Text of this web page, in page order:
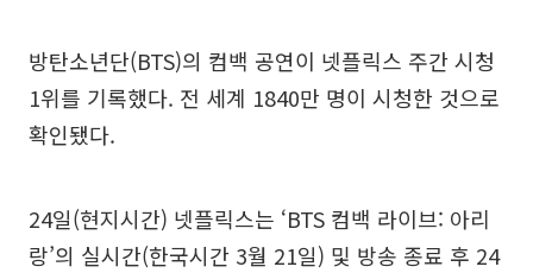
방탄소년단(BTS)의 컴백 공연이 넷플릭스 주간 시청
1위를 기록했다. 전 세계 1840만 명이 시청한 것으로
확인됐다.
24일(현지시간) 넷플릭스는 ‘BTS 컴백 라이브: 아리
랑’의 실시간(한국시간 3월 21일) 및 방송 종료 후 24